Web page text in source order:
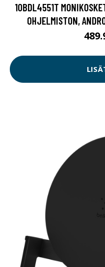
10BDL4551T
OHJELMISTON,